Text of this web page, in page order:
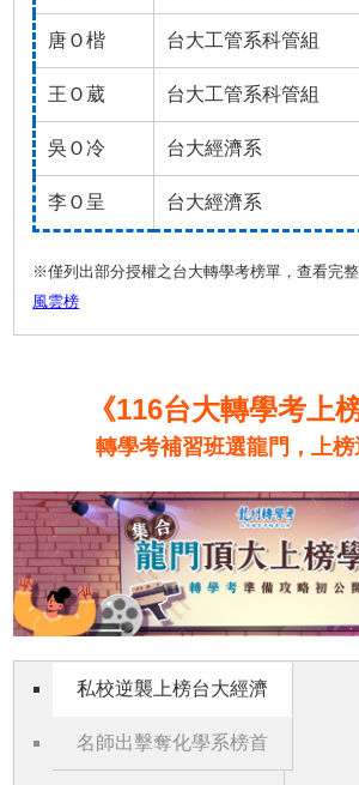
唐Ｏ楷 台大工管系科管組
王Ｏ葳 台大工管系科管組
吳Ｏ冷 台大經濟系
李Ｏ呈 台大經濟系
※僅列出部分授權之台大轉學考榜單，查看完
風雲榜
《116台大轉學考上
轉學考補習班選龍門，上
私校逆襲上榜台大經濟
名師出擊奪化學系榜首